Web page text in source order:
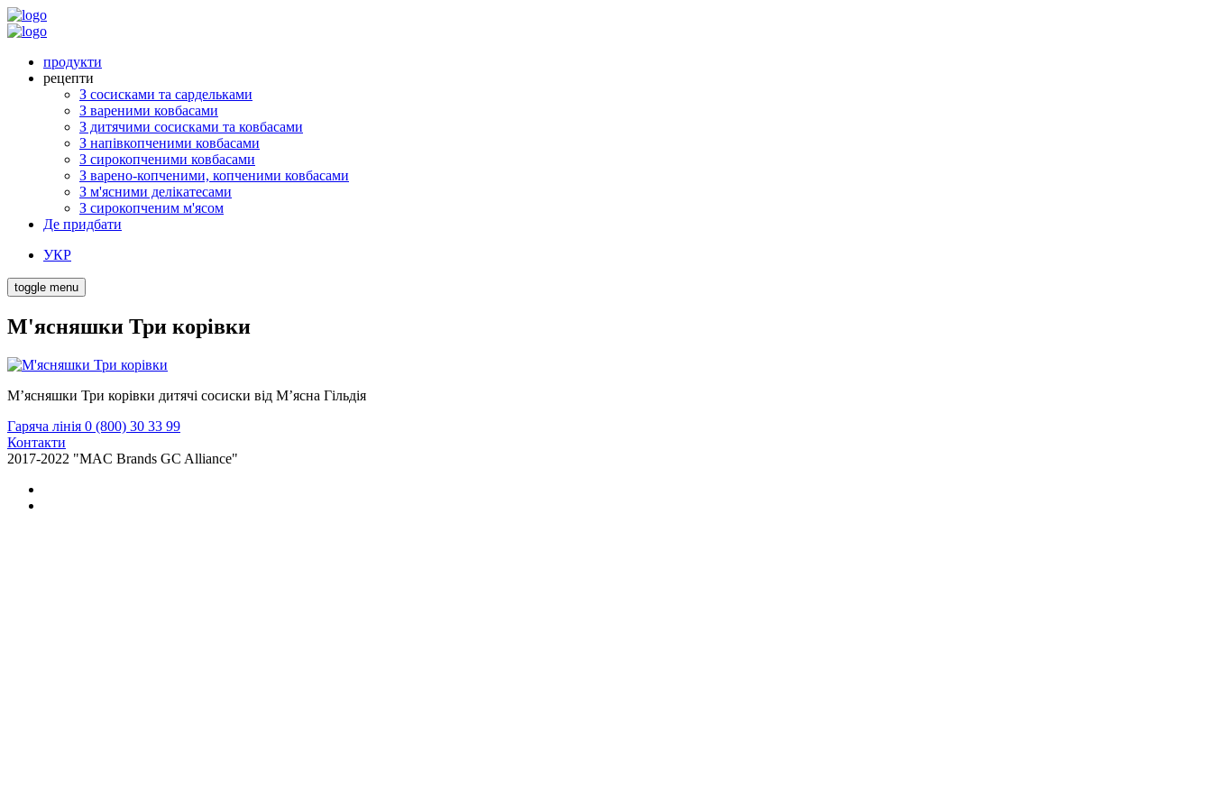
продукти
рецепти
З сосисками та сардельками
З вареними ковбасами
З дитячими сосисками та ковбасами
З напівкопченими ковбасами
З сирокопченими ковбасами
З варено-копченими, копченими ковбасами
З м'ясними делікатесами
З сирокопченим м'ясом
Де придбати
УКР
toggle menu
М'ясняшки Три корівки
М’ясняшки Три корівки дитячі сосиски від М’ясна Гільдія
Гаряча лінія 0 (800) 30 33 99
Контакти
2017-2022 "MAC Brands GC Alliance"